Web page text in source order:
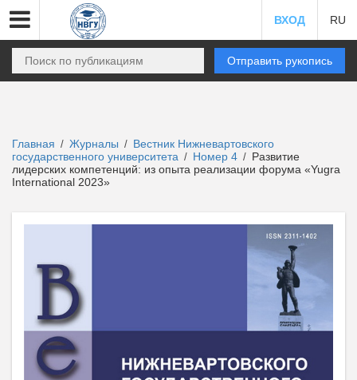
ВХОД RU
Отправить рукопись
Главная / Журналы / Вестник Нижневартовского
государственного университета / Номер 4 / Развитие
лидерских компетенций: из опыта реализации форума «Yugra
International 2023»